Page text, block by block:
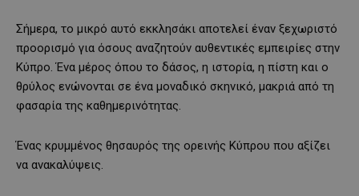
Σήμερα, το μικρό αυτό εκκλησάκι αποτελεί έναν ξεχωριστό
προορισμό για όσους αναζητούν αυθεντικές εμπειρίες στην
Κύπρο. Ένα μέρος όπου το δάσος, η ιστορία, η πίστη και ο
θρύλος ενώνονται σε ένα μοναδικό σκηνικό, μακριά από τη
φασαρία της καθημερινότητας.
Ένας κρυμμένος θησαυρός της ορεινής Κύπρου που αξίζει
να ανακαλύψεις.